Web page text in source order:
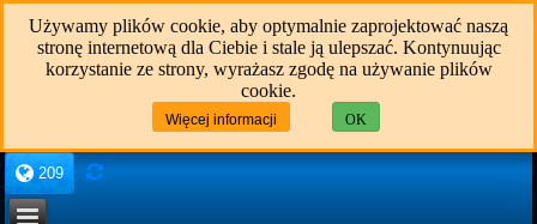
Używamy plików cookie, aby optymalnie zaprojektować naszą
stronę internetową dla Ciebie i stale ją ulepszać. Kontynuując
korzystanie ze strony, wyrażasz zgodę na używanie plików
cookie.
Więcej informacji OK
209